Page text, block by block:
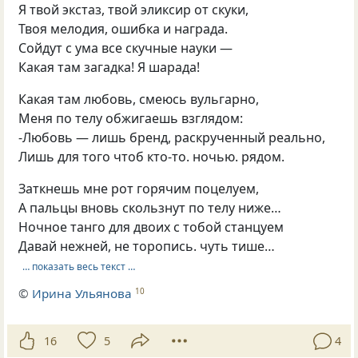
Я твой экстаз, твой эликсир от скуки,
Твоя мелодия, ошибка и награда.
Сойдут с ума все скучные науки —
Какая там загадка! Я шарада!
Какая там любовь, смеюсь вульгарно,
Меня по телу обжигаешь взглядом:
-Любовь — лишь бренд, раскрученный реально,
Лишь для того чтоб кто-то. ночью. рядом.
Заткнешь мне рот горячим поцелуем,
А пальцы вновь скользнут по телу ниже…
Ночное танго для двоих с тобой станцуем
Давай нежней, не торопись. чуть тише…
… показать весь текст …
© Ирина Ульянова 10
16 5 4